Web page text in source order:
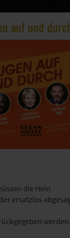
auf und
die Hein
ersatzlos